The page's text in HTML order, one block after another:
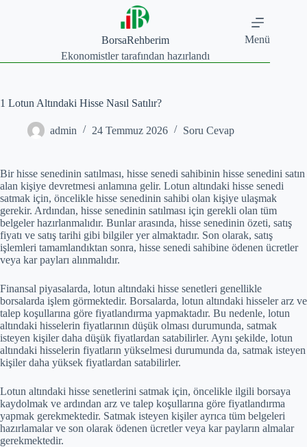
BorsaRehberim
Ekonomistler tarafından hazırlandı
Menü
1 Lotun Altındaki Hisse Nasıl Satılır?
admin 24 Temmuz 2026 Soru Cevap
Bir hisse senedinin satılması, hisse senedi sahibinin hisse senedini satın
alan kişiye devretmesi anlamına gelir. Lotun altındaki hisse senedi
satmak için, öncelikle hisse senedinin sahibi olan kişiye ulaşmak
gerekir. Ardından, hisse senedinin satılması için gerekli olan tüm
belgeler hazırlanmalıdır. Bunlar arasında, hisse senedinin özeti, satış
fiyatı ve satış tarihi gibi bilgiler yer almaktadır. Son olarak, satış
işlemleri tamamlandıktan sonra, hisse senedi sahibine ödenen ücretler
veya kar payları alınmalıdır.
Finansal piyasalarda, lotun altındaki hisse senetleri genellikle
borsalarda işlem görmektedir. Borsalarda, lotun altındaki hisseler arz ve
talep koşullarına göre fiyatlandırma yapmaktadır. Bu nedenle, lotun
altındaki hisselerin fiyatlarının düşük olması durumunda, satmak
isteyen kişiler daha düşük fiyatlardan satabilirler. Aynı şekilde, lotun
altındaki hisselerin fiyatların yükselmesi durumunda da, satmak isteyen
kişiler daha yüksek fiyatlardan satabilirler.
Lotun altındaki hisse senetlerini satmak için, öncelikle ilgili borsaya
kaydolmak ve ardından arz ve talep koşullarına göre fiyatlandırma
yapmak gerekmektedir. Satmak isteyen kişiler ayrıca tüm belgeleri
hazırlamalar ve son olarak ödenen ücretler veya kar payların almalar
gerekmektedir.